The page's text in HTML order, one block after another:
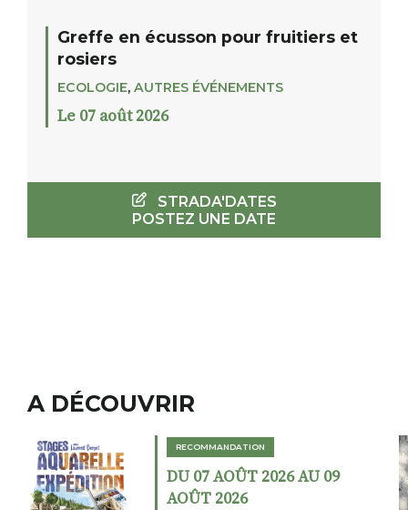
Greffe en écusson pour fruitiers et
rosiers
ECOLOGIE, AUTRES ÉVÉNEMENTS
Le 07 août 2026
STRADA'DATES
POSTEZ UNE DATE
A DÉCOUVRIR
RECOMMANDATION
DU 02 AOÛT 2026 AU 23
AOÛT 2026